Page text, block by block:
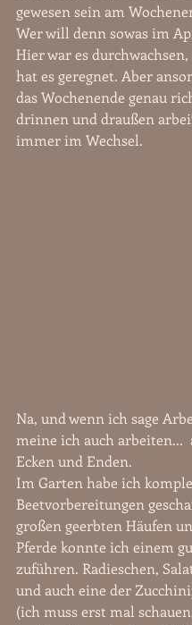
gewesen sein am
Wer will denn sowas im
Hier war es
hat es geregnet. Aber
das Wochenende genau
drinnen und draußen
immer im Wechsel.
Na, und wenn ich sage
meine ich auch arbeiten...
Ecken und Enden.
Im Garten habe ich
Beetvorbereitungen
großen geerbten Häufen
Pferde konnte ich einem
zuführen. Radieschen,
und auch eine der
(ich muss erst mal